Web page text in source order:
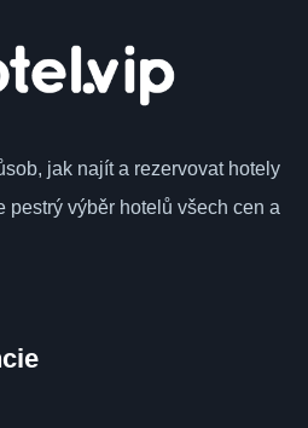
jak najít a rezervovat hotely
pestrý výběr hotelů všech cen a